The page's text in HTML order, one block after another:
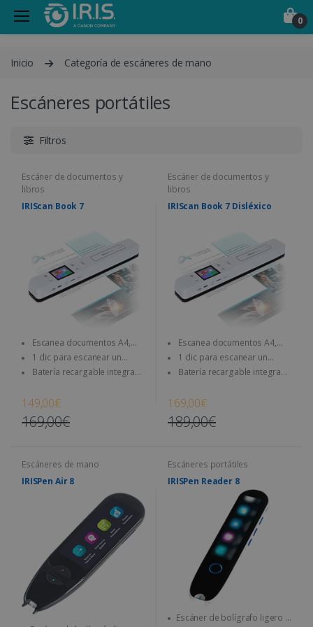
0
Inicio Categoría de escáneres de mano
Escáneres portátiles
Filtros
Escáner de documentos y
libros
IRIScan Book 7
libros, revistas, periódicos...
documento directamente a la
tarjeta SD y al ordenador
149,00€
169,00€
Escáner de documentos y
libros
IRIScan Book 7 Disléxico
libros, revistas, periódicos...
documento directamente a la
tarjeta SD y al ordenador
169,00€
189,00€
Escáneres de mano
IRISPen Air 8
Escáneres portátiles
IRISPen Reader 8
Escáner de bolígrafo ligero y